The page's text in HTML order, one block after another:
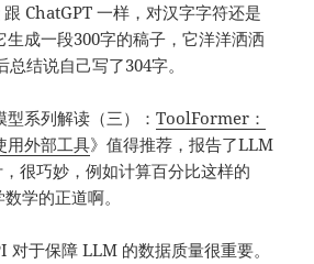
ChatGPT 一样，对汉字字符还是
生成一段300字的稿子，它洋洋洒洒
结说自己写了304字。
型系列解读（三）：ToolFormer：
用外部工具》值得推荐，报告了LLM
很巧妙，例如计算百分比这样的
学的正道啊。
对于保障 LLM 的数据质量很重要。